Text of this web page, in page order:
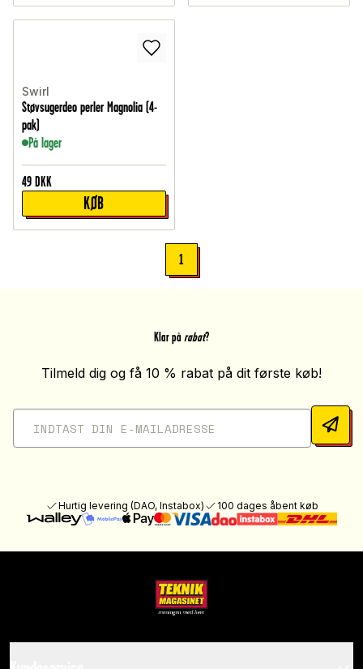
Swirl
Støvsugerdeo perler Magnolia (4-
pak)
På lager
49 DKK
KØB
1
Klar på rabat?
Tilmeld dig og få 10 % rabat på dit første køb!
Hurtig levering (DAO, Instabox) 100 dages åbent køb